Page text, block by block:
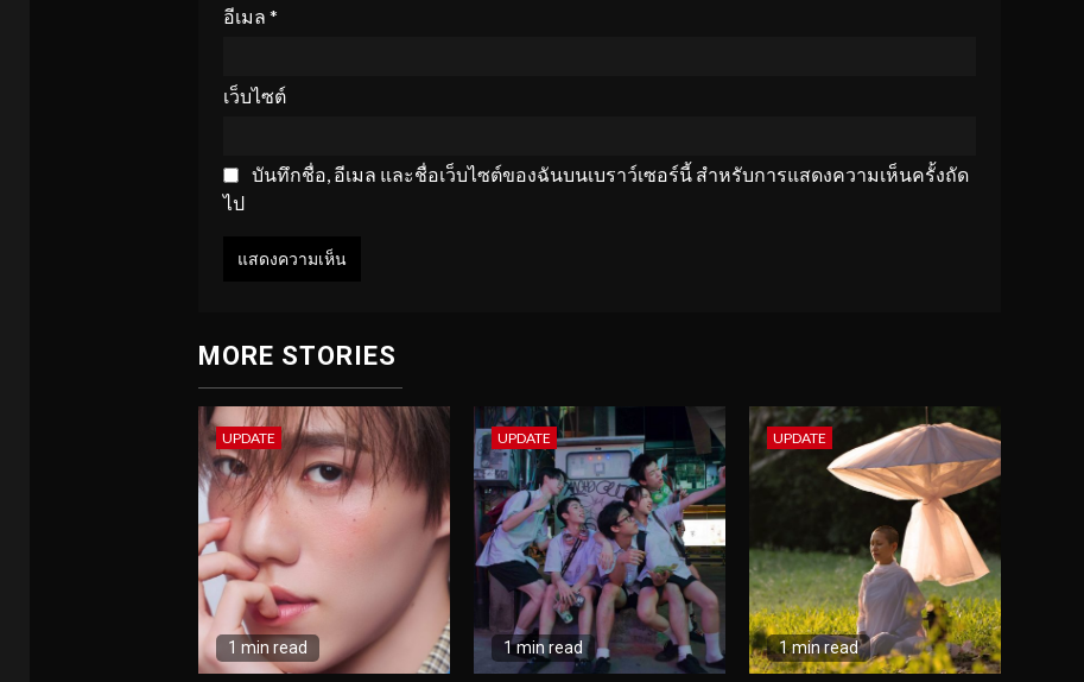
อีเมล *
เว็บไซต์
บันทึกชื่อ, อีเมล และชื่อเว็บไซต์ของฉันบนเบราว์เซอร์นี้ สำหรับการแสดงความเห็นครั้งถัด
ไป
MORE STORIES
UPDATE
1 min read
UPDATE
1 min read
UPDATE
1 min read